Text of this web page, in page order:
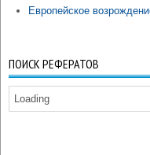
Европейское
ПОИСК РЕФЕРАТОВ
Loading